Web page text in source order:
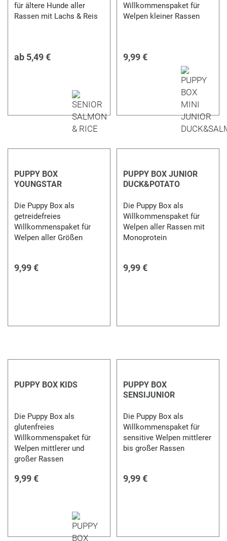
für ältere Hunde aller
Rassen mit Lachs & Reis
ab 5,49 €
Willkommenspaket für
Welpen kleiner Rassen
9,99 €
PUPPY BOX
YOUNGSTAR
Die Puppy Box als
getreidefreies
Willkommenspaket für
Welpen aller Größen
9,99 €
PUPPY BOX JUNIOR
DUCK&POTATO
Die Puppy Box als
Willkommenspaket für
Welpen aller Rassen mit
Monoprotein
9,99 €
PUPPY BOX KIDS
Die Puppy Box als
glutenfreies
Willkommenspaket für
Welpen mittlerer und
großer Rassen
9,99 €
PUPPY BOX
SENSIJUNIOR
Die Puppy Box als
Willkommenspaket für
sensitive Welpen mittlerer
bis großer Rassen
9,99 €